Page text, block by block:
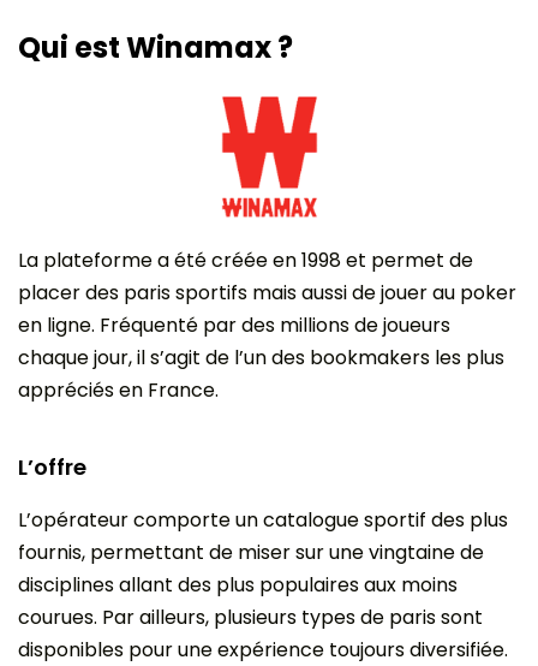
Qui est Winamax ?
La plateforme a été créée en 1998 et permet de
placer des paris sportifs mais aussi de jouer au poker
en ligne. Fréquenté par des millions de joueurs
chaque jour, il s’agit de l’un des bookmakers les plus
appréciés en France.
L’offre
L’opérateur comporte un catalogue sportif des plus
fournis, permettant de miser sur une vingtaine de
disciplines allant des plus populaires aux moins
courues. Par ailleurs, plusieurs types de paris sont
disponibles pour une expérience toujours diversifiée.